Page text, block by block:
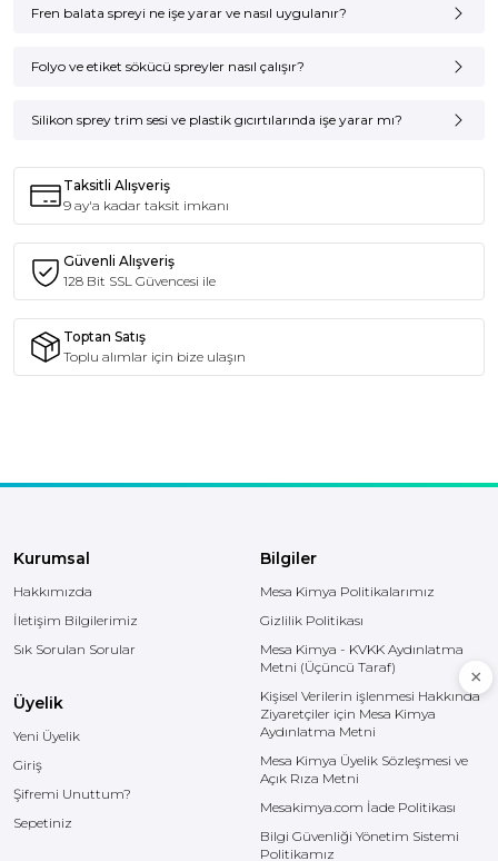
sprey
Pas temizleyici sprey
yağsız kontak spreyi
kontak temizleyici sprey
Fren balata spreyi ne işe yarar ve nasıl uygulanır?
Folyo ve etiket sökücü spreyler nasıl çalışır?
Folyo sökücü sprey
Silikon sprey trim sesi ve plastik gıcırtılarında işe yarar mı?
Taksitli Alışveriş
9 ay'a kadar taksit imkanı
Güvenli Alışveriş
128 Bit SSL Güvencesi ile
Toptan Satış
Toplu alımlar için bize ulaşın
Kurumsal
Hakkımızda
İletişim Bilgilerimiz
Sık Sorulan Sorular
Üyelik
Yeni Üyelik
Giriş
Şifremi Unuttum?
Sepetiniz
Bilgiler
Mesa Kimya Politikalarımız
Gizlilik Politikası
Mesa Kimya - KVKK Aydınlatma
Metni (Üçüncü Taraf)
Kişisel Verilerin işlenmesi Hakkında
Ziyaretçiler için Mesa Kimya
Aydınlatma Metni
Mesa Kimya Üyelik Sözleşmesi ve
Açık Rıza Metni
Mesakimya.com İade Politikası
Bilgi Güvenliği Yönetim Sistemi
Politikamız